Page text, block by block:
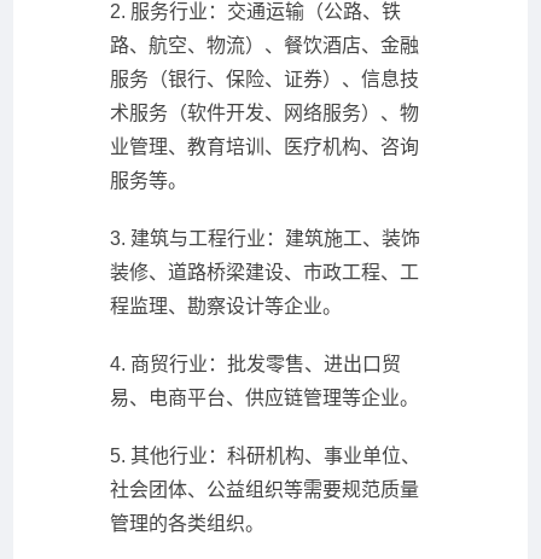
2. 服务行业：交通运输（公路、铁
路、航空、物流）、餐饮酒店、金融
服务（银行、保险、证券）、信息技
术服务（软件开发、网络服务）、物
业管理、教育培训、医疗机构、咨询
服务等。
3. 建筑与工程行业：建筑施工、装饰
装修、道路桥梁建设、市政工程、工
程监理、勘察设计等企业。
4. 商贸行业：批发零售、进出口贸
易、电商平台、供应链管理等企业。
5. 其他行业：科研机构、事业单位、
社会团体、公益组织等需要规范质量
管理的各类组织。